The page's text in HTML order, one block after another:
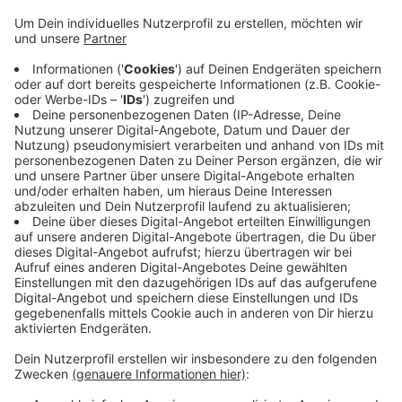
Fitness bis zum gemeinsamen Rollschuhlaufen und
Rollstuhlfahren - natürlich unter Corona-
Schutzmaßnahmen. Der Anderthalb-Meter
Abstand muss eingehalten werden, außerdem
dürfen Kleingeräte wie Hanteln oder ähnliches
nicht benutzt werden.
Teilnehmer können "Sport im Park" ohne
Anmeldung und kostenlos nutzen.
HIERein Link zu den Kursen.
Veröffentlicht:Donnerstag, 28.05.2020 13:55
Anzeige